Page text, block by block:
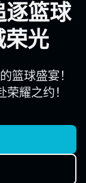
逐篮球
荣光
篮球盛宴！
耀之约！